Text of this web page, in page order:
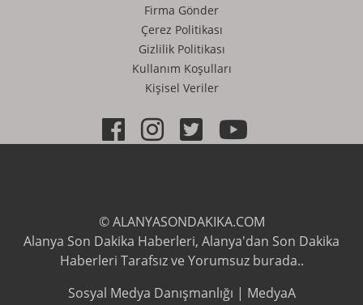
Firma Gönder
Çerez Politikası
Gizlilik Politikası
Kullanım Koşulları
Kişisel Veriler
© ALANYASONDAKIKA.COM
Alanya Son Dakika Haberleri, Alanya'dan Son Dakika
Haberleri Tarafsız ve Yorumsuz burada..
Sosyal Medya Danışmanlığı | MedyaA